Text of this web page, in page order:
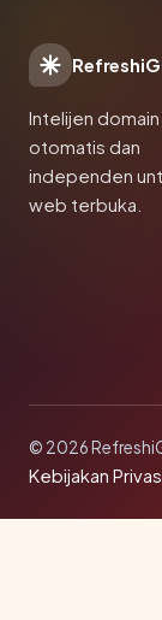
Intelijen domain
otomatis dan
independen
web terbuka.
© 2026
Kebijakan